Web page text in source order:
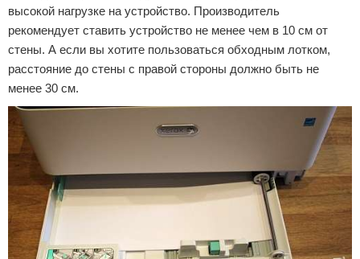
высокой нагрузке на устройство. Производитель
рекомендует ставить устройство не менее чем в 10 см от
стены. А если вы хотите пользоваться обходным лотком,
расстояние до стены с правой стороны должно быть не
менее 30 см.